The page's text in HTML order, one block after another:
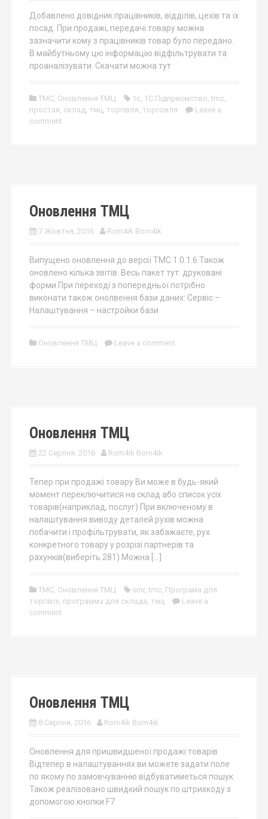
Добавлено довідник працівників, відділів, цехів та їх
посад. При продажі, передачі товару можна
зазначити кому з працівників товар було передано.
В майбутньому цю інформацію відфільтрувати та
проаналізувати. Скачати можна тут
TMC, Оновлення ТМЦ 1с, 1С:Підприємство, tmc,
простая, склад, тмц, торгівля, торговля
Leave a
comment
Оновлення ТМЦ
7 Жовтня, 2016 Rom4ik Bom4ik
Випущено оновлення до версії TMC 1.0.1.6 Також
оновлено кілька звітів. Весь пакет тут: друковані
форми При переході з попередньої потрібно
виконати також онолвення бази даних: Сервіс –
Налаштування – настройки бази
Оновлення ТМЦ Leave a comment
Оновлення ТМЦ
22 Серпня, 2016 Rom4ik Bom4ik
Тепер при продажі товару Ви може в будь-який
момент переключитися на склад або список усіх
товарів(наприклад, послуг) При включеному в
налаштування виводу деталей рухів можна
побачити і профільтрувати, як забажаєте, рух
конкретного товару у розрізі партнерів та
рахунків(виберіть 281) Можна […]
TMC, Оновлення ТМЦ smr, tmc, Програма для
торгівлі, программа для склада, тмц
Leave a
comment
Оновлення ТМЦ
8 Серпня, 2016 Rom4ik Bom4ik
Оновлення для пришвидшеної продажі товарів
Відтепер в налаштуваннях ви можете задати поле
по якому по замовчуванню відбуватиметься пошук
Також реалізовано швидкий пошук по штрихкоду з
допомогою кнопки F7